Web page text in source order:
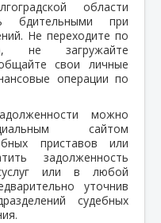
области
бдительными при
Не переходите по
не загружайте
свои личные
операции по
можно
сайтом
приставов или
задолженность
или в любой
уточнив
судебных